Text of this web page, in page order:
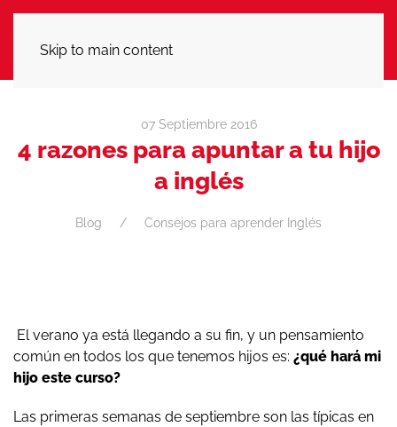
Skip to main content
07 Septiembre 2016
4 razones para apuntar a tu hijo
a inglés
Blog Consejos para aprender Inglés
El verano ya está llegando a su fin, y un pensamiento
común en todos los que tenemos hijos es: ¿qué hará mi
hijo este curso?
Las primeras semanas de septiembre son las típicas en